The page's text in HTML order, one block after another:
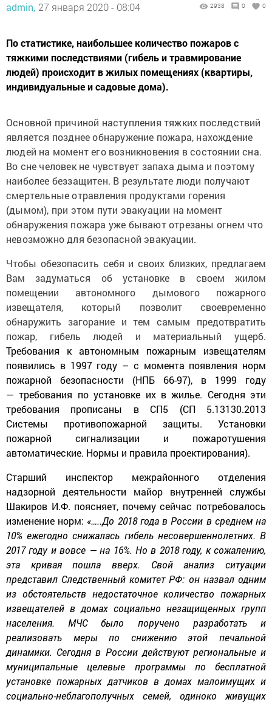
admin, 27 января 2020 - 08:04 2938 0 0
По статистике, наибольшее количество пожаров с
тяжкими последствиями (гибель и травмирование
людей) происходит в жилых помещениях (квартиры,
индивидуальные и садовые дома).
Основной причиной наступления тяжких последствий
является позднее обнаружение пожара, нахождение
людей на момент его возникновения в состоянии сна.
Во сне человек не чувствует запаха дыма и поэтому
наиболее беззащитен. В результате люди получают
смертельные отравления продуктами горения
(дымом), при этом пути эвакуации на момент
обнаружения пожара уже бывают отрезаны огнем что
невозможно для безопасной эвакуации.
Чтобы обезопасить себя и своих близких, предлагаем
Вам задуматься об установке в своем жилом
помещении автономного дымового пожарного
извещателя, который позволит своевременно
обнаружить загорание и тем самым предотвратить
пожар, гибель людей и материальный ущерб.
Требования к автономным пожарным извещателям
появились в 1997 году – с момента появления норм
пожарной безопасности (НПБ 66-97), в 1999 году
— требования по установке их в жилье. Сегодня эти
требования прописаны в СП5 (СП 5.13130.2013
Системы противопожарной защиты. Установки
пожарной сигнализации и пожаротушения
автоматические. Нормы и правила проектирования).
Старший инспектор межрайонного отделения
надзорной деятельности майор внутренней службы
Шакиров И.Ф. поясняет, почему сейчас потребовалось
изменение норм: «…..До 2018 года в России в среднем на
10% ежегодно снижалась гибель несовершеннолетних. В
2017 году и вовсе — на 16%. Но в 2018 году, к сожалению,
эта кривая пошла вверх. Свой анализ ситуации
представил Следственный комитет РФ: он назвал одним
из обстоятельств недостаточное количество пожарных
извещателей в домах социально незащищенных групп
населения. МЧС было поручено разработать и
реализовать меры по снижению этой печальной
динамики. Сегодня в России действуют региональные и
муниципальные целевые программы по бесплатной
установке пожарных датчиков в домах малоимущих и
социально-неблагополучных семей, одиноко живущих